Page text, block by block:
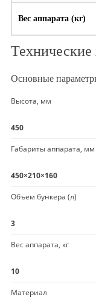
Вес аппарата (кг)
Технические
Основные
Высота, мм
450
Габариты аппарата, мм
450×210×160
Объем бункера (л)
3
Вес аппарата, кг
10
Материал